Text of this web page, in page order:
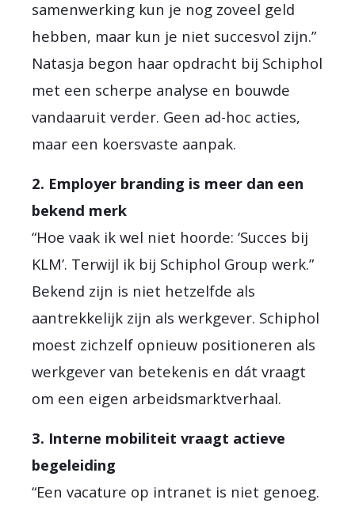
samenwerking kun je nog zoveel geld
hebben, maar kun je niet succesvol zijn.”
Natasja begon haar opdracht bij Schiphol
met een scherpe analyse en bouwde
vandaaruit verder. Geen ad-hoc acties,
maar een koersvaste aanpak.
2. Employer branding is meer dan een
bekend merk
“Hoe vaak ik wel niet hoorde: ‘Succes bij
KLM’. Terwijl ik bij Schiphol Group werk.”
Bekend zijn is niet hetzelfde als
aantrekkelijk zijn als werkgever. Schiphol
moest zichzelf opnieuw positioneren als
werkgever van betekenis en dát vraagt
om een eigen arbeidsmarktverhaal.
3. Interne mobiliteit vraagt actieve
begeleiding
“Een vacature op intranet is niet genoeg.